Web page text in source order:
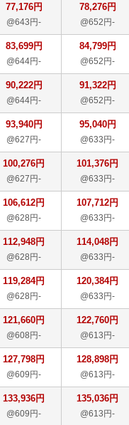
77,176円
@643円-
78,276円
@652円-
83,699円
@644円-
84,799円
@652円-
90,222円
@644円-
91,322円
@652円-
93,940円
@627円-
95,040円
@633円-
100,276円
@627円-
101,376円
@633円-
106,612円
@628円-
107,712円
@633円-
112,948円
@628円-
114,048円
@633円-
119,284円
@628円-
120,384円
@633円-
121,660円
@608円-
122,760円
@613円-
127,798円
@609円-
128,898円
@613円-
133,936円
@609円-
135,036円
@613円-